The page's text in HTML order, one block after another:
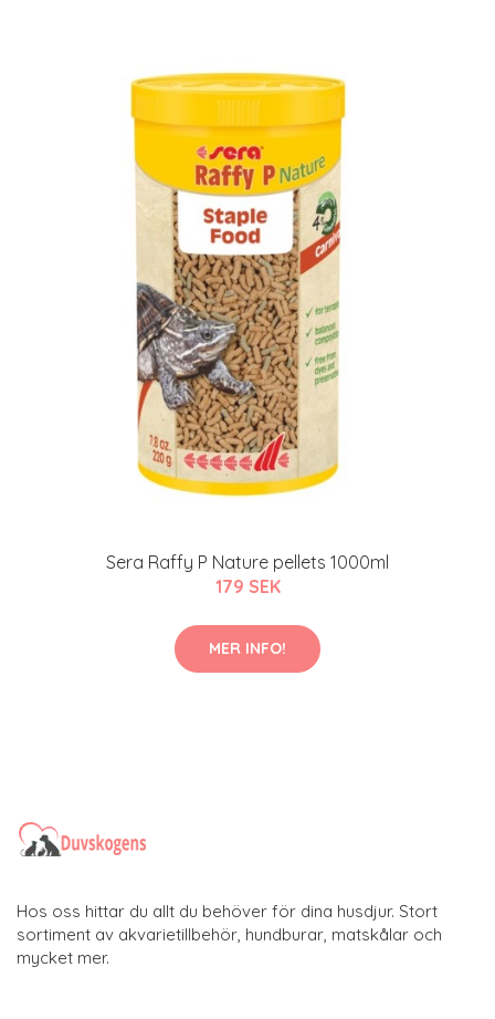
Sera Raffy P Nature pellets 1000ml
179 SEK
MER INFO!
Hos oss hittar du allt du behöver för dina husdjur. Stort
sortiment av akvarietillbehör, hundburar, matskålar och
mycket mer.